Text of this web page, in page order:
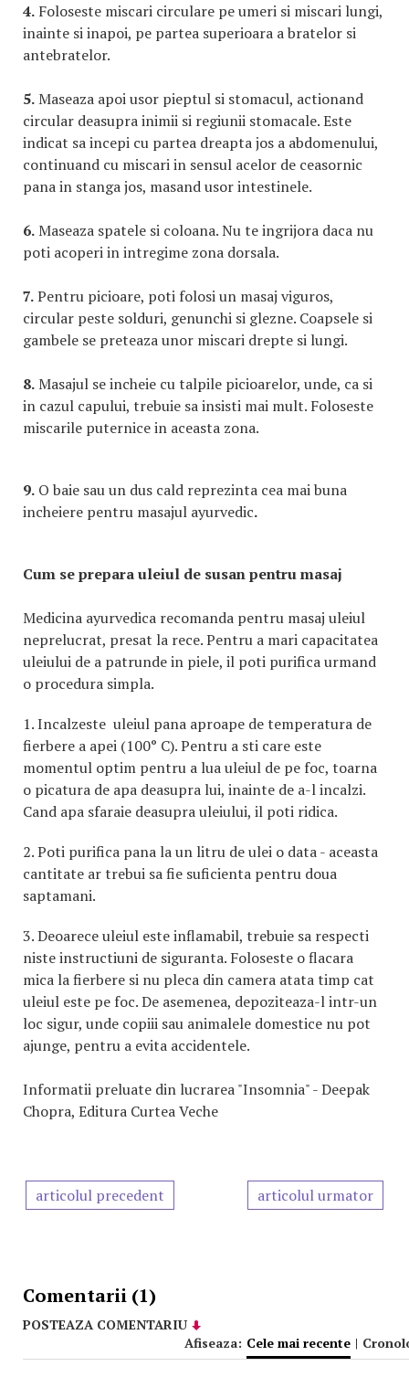
4. Foloseste miscari circulare pe umeri si miscari lungi,
inainte si inapoi, pe partea superioara a bratelor si
antebratelor.
5.Maseaza apoi usor pieptul si stomacul, actionand
circular deasupra inimii si regiunii stomacale. Este
indicat sa incepi cu partea dreapta jos a abdomenului,
continuand cu miscari in sensul acelor de ceasornic
pana in stanga jos, masand usor intestinele.
6.Maseaza spatele si coloana. Nu te ingrijora daca nu
poti acoperi in intregime zona dorsala.
7.Pentru picioare, poti folosi un masaj viguros,
circular peste solduri, genunchi si glezne. Coapsele si
gambele se preteaza unor miscari drepte si lungi.
8.Masajul se incheie cu talpile picioarelor, unde, ca si
in cazul capului, trebuie sa insisti mai mult. Foloseste
miscarile puternice in aceasta zona.
9. O baie sau un dus cald reprezinta cea mai buna
incheiere pentru masajul ayurvedic.
Cum se prepara uleiul de susan pentru masaj
Medicina ayurvedica recomanda pentru masaj uleiul
neprelucrat, presat la rece. Pentru a mari capacitatea
uleiului de a patrunde in piele, il poti purifica urmand
o procedura simpla.
1.Incalzeste uleiul pana aproape de temperatura de
fierbere a apei (100° C). Pentru a sti care este
momentul optim pentru a lua uleiul de pe foc, toarna
o picatura de apa deasupra lui, inainte de a-l incalzi.
Cand apa sfaraie deasupra uleiului, il poti ridica.
2.Poti purifica pana la un litru de ulei o data - aceasta
cantitate ar trebui sa fie suficienta pentru doua
saptamani.
3.Deoarece uleiul este inflamabil, trebuie sa respecti
niste instructiuni de siguranta. Foloseste o flacara
mica la fierbere si nu pleca din camera atata timp cat
uleiul este pe foc. De asemenea, depoziteaza-l intr-un
loc sigur, unde copiii sau animalele domestice nu pot
ajunge, pentru a evita accidentele.
Informatii preluate din lucrarea "Insomnia" - Deepak
Chopra, Editura Curtea Veche
articolul precedent articolul urmator
Comentarii (1)
POSTEAZA COMENTARIU
Afiseaza: Cele mai recente |